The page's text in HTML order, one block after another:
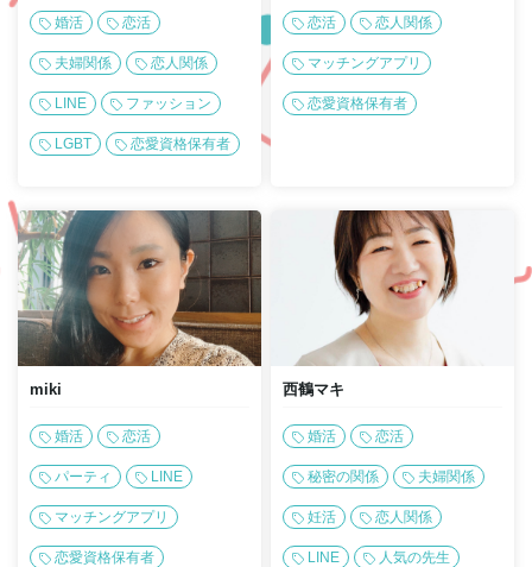
婚活 恋活
夫婦関係 恋人関係
LINE ファッション
LGBT 恋愛資格保有者
恋活 恋人関係
マッチングアプリ
恋愛資格保有者
miki
婚活 恋活
パーティ LINE
マッチングアプリ
恋愛資格保有者
西鶴マキ
婚活 恋活
秘密の関係 夫婦関係
妊活 恋人関係
LINE 人気の先生